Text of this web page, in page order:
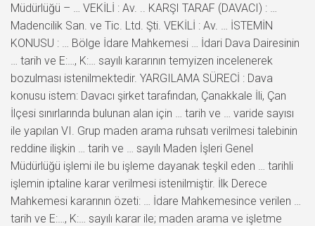
Müdürlüğü – … VEKİLİ : Av. .. KARŞI TARAF (DAVACI) : …
Madencilik San. ve Tic. Ltd. Şti. VEKİLİ : Av. … İSTEMİN
KONUSU : … Bölge İdare Mahkemesi … İdari Dava Dairesinin
… tarih ve E:…, K:… sayılı kararının temyizen incelenerek
bozulması istenilmektedir. YARGILAMA SÜRECİ : Dava
konusu istem: Davacı şirket tarafından, Çanakkale İli, Çan
İlçesi sınırlarında bulunan alan için … tarih ve … varide sayısı
ile yapılan VI. Grup maden arama ruhsatı verilmesi talebinin
reddine ilişkin … tarih ve … sayılı Maden İşleri Genel
Müdürlüğü işlemi ile bu işleme dayanak teşkil eden … tarihli
işlemin iptaline karar verilmesi istenilmiştir. İlk Derece
Mahkemesi kararının özeti: … İdare Mahkemesince verilen …
tarih ve E:…, K:… sayılı karar ile; maden arama ve işletme